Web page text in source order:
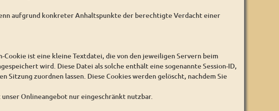
aufgrund konkreter Anhaltspunkte der berechtigte Verdacht einer
Cookie ist eine kleine Textdatei, die von den jeweiligen Servern beim
wird. Diese Datei als solche enthält eine sogenannte Session-ID,
Sitzung zuordnen lassen. Diese Cookies werden gelöscht, nachdem Sie
Onlineangebot nur eingeschränkt nutzbar.